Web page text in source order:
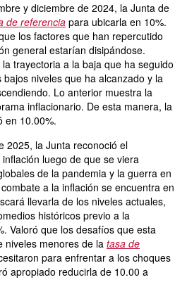
y diciembre de 2024, la Junta de
de referenciapara ubicarla en 10%.
los factores que han repercutido
general estarían disipándose.
trayectoria a la baja que ha seguido
niveles que ha alcanzado y la
Lo anterior muestra la
inflacionario. De esta manera, la
en 10.00%.
2025, la Junta reconoció el
luego de que se viera
de la pandemia y la guerra en
a la inflación se encuentra en
llevarla de los niveles actuales,
históricos previo a la
Valoró que los desafíos que esta
niveles menores de la tasa de
para enfrentar a los choques
apropiado reducirla de 10.00 a